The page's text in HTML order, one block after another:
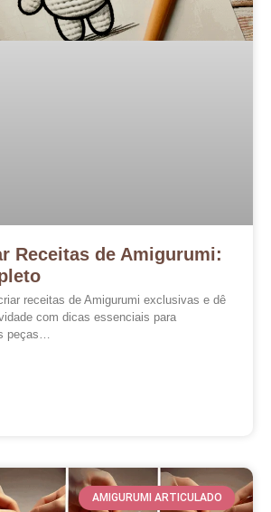
Receitas de Amigurumi:
receitas de Amigurumi exclusivas e dê
com dicas essenciais para
peças…
AMIGURUMI ARTICULADO